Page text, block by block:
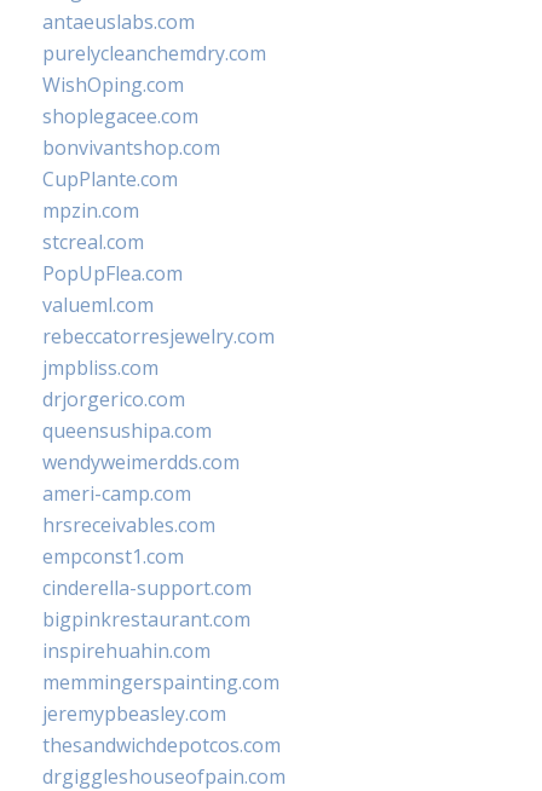
antaeuslabs.com
purelycleanchemdry.com
WishOping.com
shoplegacee.com
bonvivantshop.com
CupPlante.com
mpzin.com
stcreal.com
PopUpFlea.com
valueml.com
rebeccatorresjewelry.com
jmpbliss.com
drjorgerico.com
queensushipa.com
wendyweimerdds.com
ameri-camp.com
hrsreceivables.com
empconst1.com
cinderella-support.com
bigpinkrestaurant.com
inspirehuahin.com
memmingerspainting.com
jeremypbeasley.com
thesandwichdepotcos.com
drgiggleshouseofpain.com